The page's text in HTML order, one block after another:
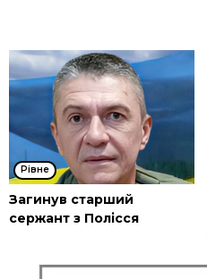
Рівне
Загинув старший
сержант з Полісся